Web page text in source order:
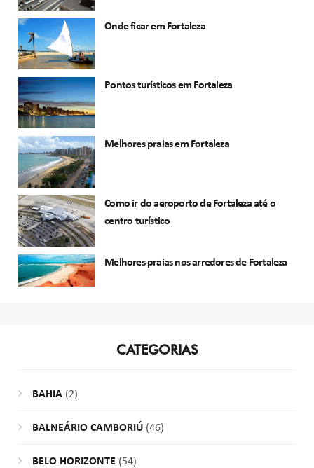
Onde ficar em Fortaleza
Pontos turísticos em Fortaleza
Melhores praias em Fortaleza
Como ir do aeroporto de Fortaleza até o
centro turístico
Melhores praias nos arredores de Fortaleza
CATEGORIAS
BAHIA(2)
BALNEÁRIO CAMBORIÚ(46)
BELO HORIZONTE (54)